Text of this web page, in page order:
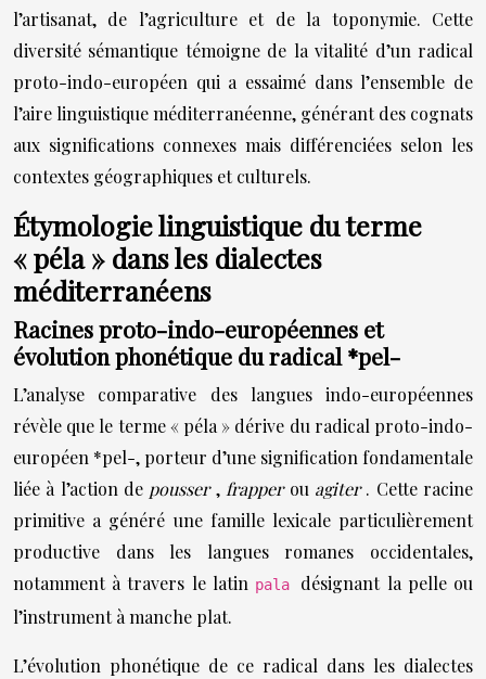
l’artisanat, de l’agriculture et de la toponymie. Cette
diversité sémantique témoigne de la vitalité d’un radical
proto-indo-européen qui a essaimé dans l’ensemble de
l’aire linguistique méditerranéenne, générant des cognats
aux significations connexes mais différenciées selon les
contextes géographiques et culturels.
Étymologie linguistique du terme
« péla » dans les dialectes
méditerranéens
Racines proto-indo-européennes et
évolution phonétique du radical *pel-
L’analyse comparative des langues indo-européennes
révèle que le terme « péla » dérive du radical proto-indo-
européen *pel-, porteur d’une signification fondamentale
liée à l’action de pousser, frapper ou agiter. Cette racine
primitive a généré une famille lexicale particulièrement
productive dans les langues romanes occidentales,
notamment à travers le latin pala désignant la pelle ou
l’instrument à manche plat.
L’évolution phonétique de ce radical dans les dialectes